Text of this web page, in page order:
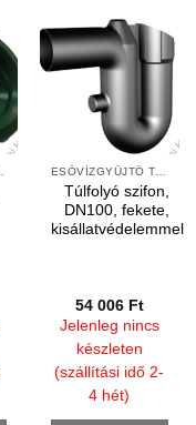
ESŐVÍZGYŰJTŐ TARTÁLYOK KIEGÉSZÍTŐI
Túlfolyó szifon,
DN100, fekete,
kisállatvédelemmel
54 006 Ft
Jelenleg nincs
készleten
(szállítási idő 2-
4 hét)